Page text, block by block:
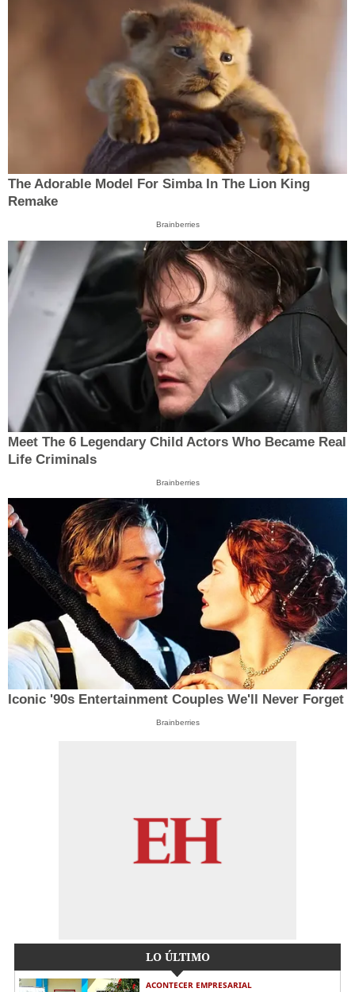
The Adorable Model For Simba In The Lion King
Remake
Brainberries
Meet The 6 Legendary Child Actors Who Became Real
Life Criminals
Brainberries
Iconic '90s Entertainment Couples We'll Never Forget
Brainberries
LO ÚLTIMO
ACONTECER EMPRESARIAL